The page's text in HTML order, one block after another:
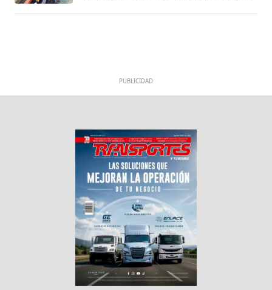
PUBLICIDAD